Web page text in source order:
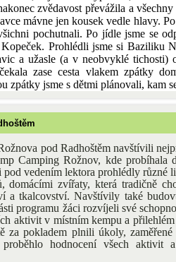
zvědavost převážila a
mávne jen kousek vedle hlavy.
pochutnali. Po jídle jsme se
Prohlédli jsme si Baziliku
a užasle (a v neobvyklé tichosti)
zase cesta vlakem zpátky
zpátky jsme s dětmi plánovali, kam
pod Radhoštěm navštívili
Camping Rožnov, kde probíhala
vedením lektora prohlédly různé
domácími zvířaty, která tradičně
a tkalcovství. Navštívily také
programu žáci rozvíjeli své
aktivit v místním kempu a
za pokladem plnili úkoly,
hodnocení všech aktivit